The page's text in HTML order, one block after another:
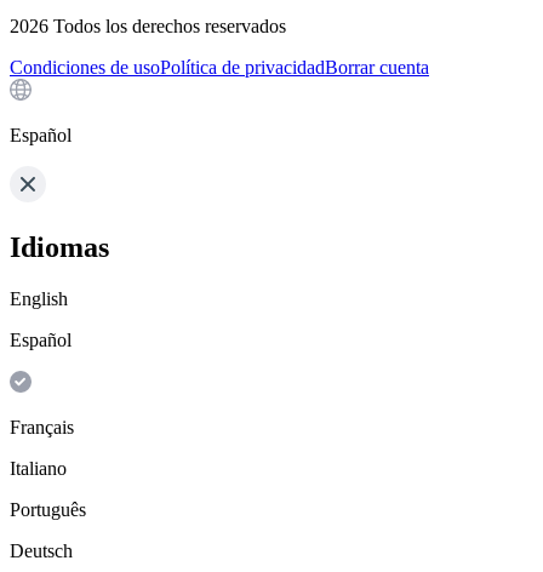
2026 Todos los derechos reservados
Condiciones de usoPolítica de privacidadBorrar cuenta
Español
Idiomas
English
Español
Français
Italiano
Português
Deutsch